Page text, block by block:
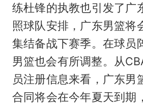
练杜锋的执教也引发了广
照球队安排，广东男篮将
集结备战下赛季。在球员
男篮也会有所调整。从
员注册信息来看，广东男
合同将会在今年夏天到期